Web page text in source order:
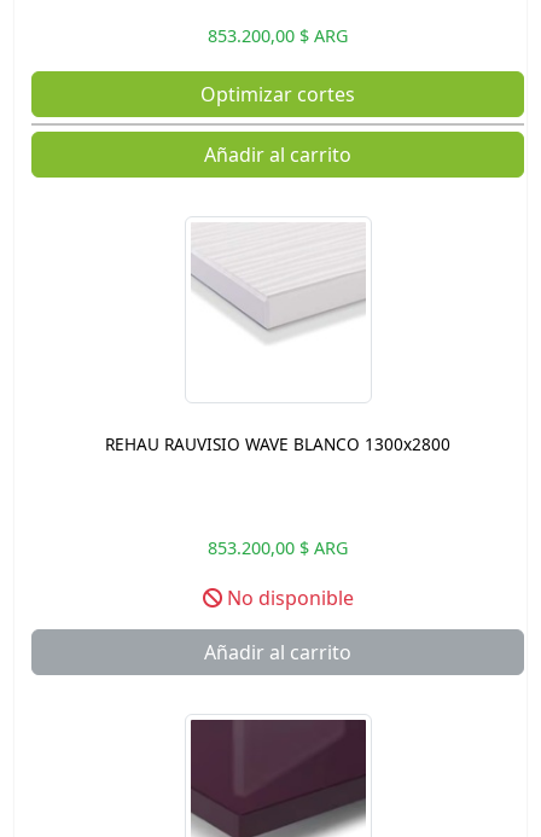
853.200,00 $ ARG
Optimizar cortes
Añadir al carrito
REHAU RAUVISIO WAVE BLANCO 1300x2800
853.200,00 $ ARG
No disponible
Añadir al carrito